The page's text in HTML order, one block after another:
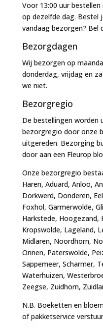
Voor 13:00 uur
op dezelfde dag. Bestel
vandaag bezorgen? Bel
Bezorgdagen
Wij bezorgen op
donderdag, vrijdag en
we niet.
Bezorgregio
De bestellingen worden
bezorgregio door onze
uitgereden. Bezorging
door aan een Fleurop
Onze bezorgregio
Haren, Aduard, Anloo,
Dorkwerd, Donderen,
Foxhol, Garmerwolde,
Harkstede, Hoogezand,
Kropswolde, Lageland,
Midlaren, Noordhorn,
Onnen, Paterswolde,
Sappemeer, Scharmer,
Waterhuizen,
Zeegse, Zuidhorn,
N.B. Boeketten en
of pakketservice